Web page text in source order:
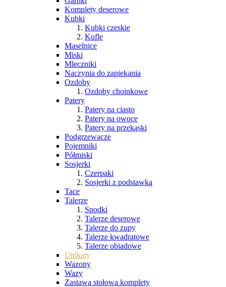
Komplety deserowe
Kubki
Kubki czeskie
Kufle
Maselnice
Miski
Mleczniki
Naczynia do zapiekania
Ozdoby
Ozdoby choinkowe
Patery
Patery na ciasto
Patery na owoce
Patery na przekąski
Podgrzewacze
Pojemniki
Półmiski
Sosjerki
Czerpaki
Sosjerki z podstawką
Tace
Talerze
Spodki
Talerze deserowe
Talerze do zupy
Talerze kwadratowe
Talerze obiadowe
Unikaty
Wazony
Wazy
Zastawa stołowa komplety